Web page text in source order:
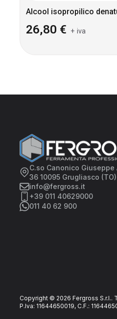
Alcool isopropilico
26,80 € + iva
C.so Canonico Giuseppe
36 10095 Grugliasco (TO)
info@fergross.it
+39 011 40629000
011 40 62 900
Copyright © 2026 Fergross S.r.l..
P.Iva: 11644650019, C.F.: